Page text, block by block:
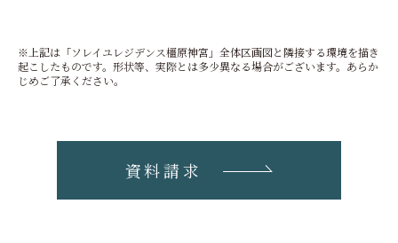
※上記は「ソレイユレジデンス橿原神宮」全体区画図と隣接する環境を描き
起こしたものです。形状等、実際とは多少異なる場合がございます。あらか
じめご了承ください。
資料請求